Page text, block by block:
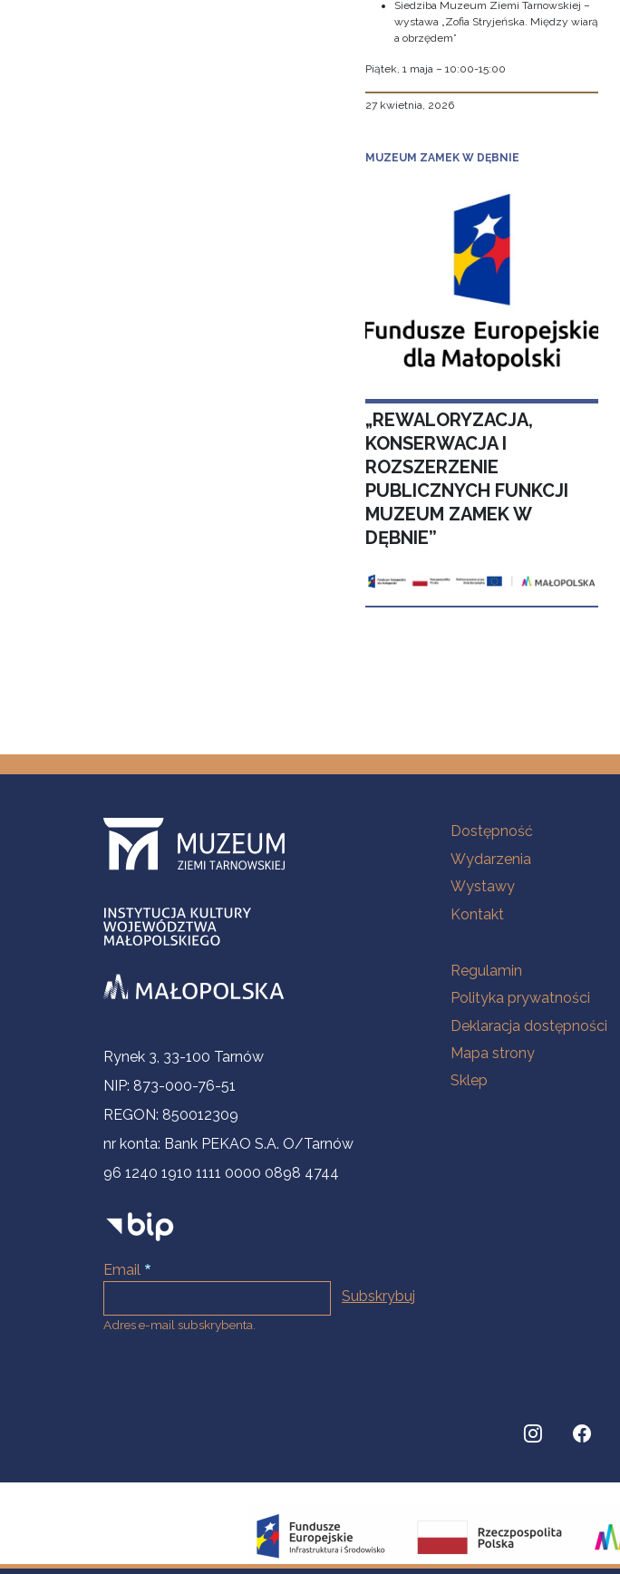
Siedziba Muzeum Ziemi Tarnowskiej –
wystawa „Zofia Stryjeńska. Między wiarą
a obrzędem”
Piątek, 1 maja – 10:00-15:00
27 kwietnia, 2026
MUZEUM ZAMEK W DĘBNIE
„REWALORYZACJA,
KONSERWACJA I
ROZSZERZENIE
PUBLICZNYCH FUNKCJI
MUZEUM ZAMEK W
DĘBNIE”
Informacje kontaktowe
Rynek 3, 33-100 Tarnów
NIP: 873-000-76-51
REGON: 850012309
nr konta: Bank PEKAO S.A. O/Tarnów
96 1240 1910 1111 0000 0898 4744
Email
Adres e-mail subskrybenta.
Na skróty
Dostępność
Wydarzenia
Wystawy
Kontakt
Na skróty
Regulamin
Polityka prywatności
Deklaracja dostępności
Mapa strony
Sklep